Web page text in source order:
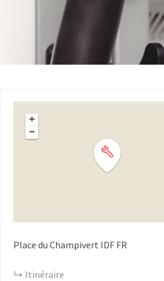
+
−
Place du Champivert IDF FR
Itinéraire